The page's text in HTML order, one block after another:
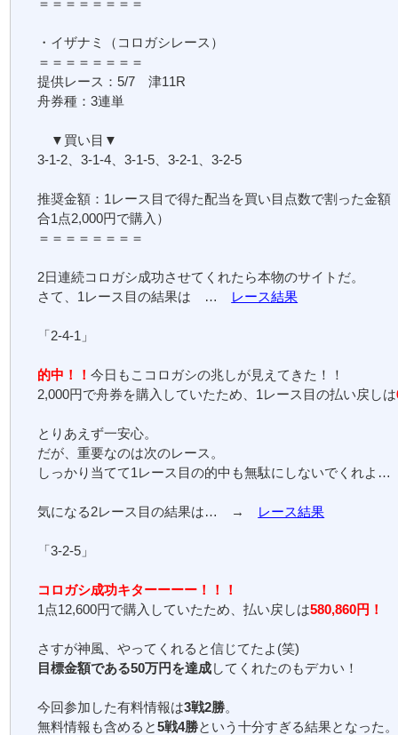
＝＝＝＝＝＝＝＝
・イザナミ（コロガシレース）
＝＝＝＝＝＝＝＝
提供レース：5/7 津11R
舟券種：3連単
▼買い目▼
3-1-2、3-1-4、3-1-5、3-2-1、3-2-5
推奨金額：1レース目で得た配当を買い目点数で割った金額
合1点2,000円で購入）
＝＝＝＝＝＝＝＝
2日連続コロガシ成功させてくれたら本物のサイトだ。
さて、1レース目の結果は …
レース結果
「2-4-1」
的中！！今日もこコロガシの兆しが見えてきた！！
2,000円で舟券を購入していたため、1レース目の払い戻しは
とりあえず一安心。
だが、重要なのは次のレース。
しっかり当てて1レース目の的中も無駄にしないでくれよ…
気になる2レース目の結果は… → レース結果
「3-2-5」
コロガシ成功キターーーー！！！
1点12,600円で購入していたため、払い戻しは580,860円！
さすが神風、やってくれると信じてたよ(笑)
目標金額である50万円を達成してくれたのもデカい！
今回参加した有料情報は3戦2勝。
無料情報も含めると5戦4勝という十分すぎる結果となった。